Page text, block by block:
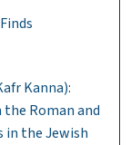
Kanna):
Roman and
in the Jewish